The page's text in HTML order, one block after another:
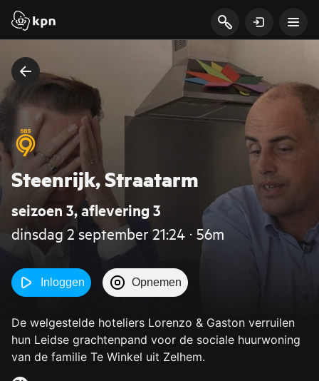
Steenrijk, Straatarm
seizoen 3, aflevering 3
dinsdag 2 september 21:24 ‧ 56m
Inloggen Opnemen
De welgestelde hoteliers Lorenzo & Gaston verruilen
hun Leidse grachtenpand voor de sociale huurwoning
van de familie Te Winkel uit Zelhem.